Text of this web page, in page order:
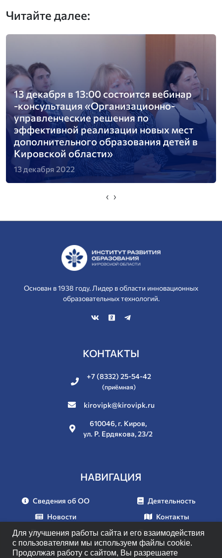
Читайте далее:
13 декабря в 13:00 состоится вебинар
-консультация «Организационно-
управленческие решения по
эффективной реализации новых мест
дополнительного образования детей в
Кировской области»
13 декабря 2022
‹ ›
Основан в 1938 году. Лидер в области инновационных
образовательных технологий.
КОНТАКТЫ
+7 (8332) 25-54-42
(приёмная)
kirovipk@kirovipk.ru
610046, г. Киров,
ул. Р. Ердякова, 23/2
НАВИГАЦИЯ
Сведения об ОО
Новости
Документы
Деятельность
Контакты
Мероприятия
Для улучшения работы сайта и его взаимодействия
с пользователями мы используем файлы cookie.
Продолжая работу с сайтом, Вы разрешаете